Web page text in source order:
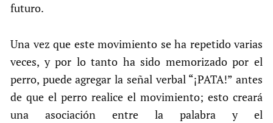
futuro.
Una vez que este movimiento se ha repetido varias
veces, y por lo tanto ha sido memorizado por el
perro, puede agregar la señal verbal “¡PATA!” antes
de que el perro realice el movimiento; esto creará
una asociación entre la palabra y el